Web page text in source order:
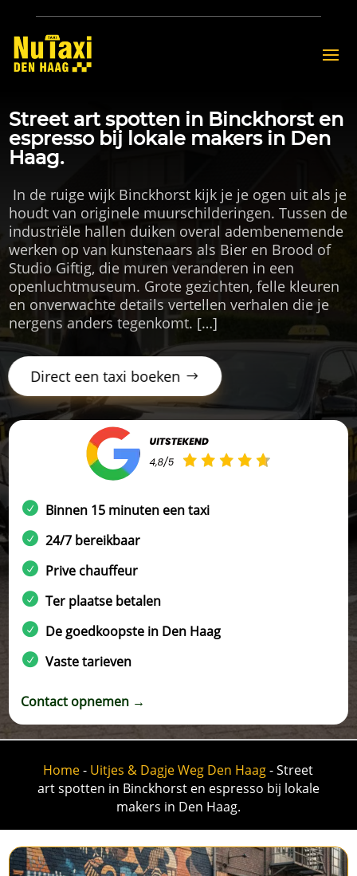
Street art spotten in Binckhorst en
espresso bij lokale makers in Den
Haag.
​ In de ruige wijk Binckhorst kijk je je ogen uit als je
houdt van originele muurschilderingen.​ Tussen de
industriële hallen duiken overal adembenemende
werken op van kunstenaars als Bier en Brood of
Studio Giftig, die muren veranderen in een
openluchtmuseum.​ Grote gezichten, felle kleuren
en onverwachte details vertellen verhalen die je
nergens anders tegenkomt.​ […]
Direct een taxi boeken
Binnen 15 minuten een taxi
24/7 bereikbaar
Prive chauffeur
Ter plaatse betalen
De goedkoopste in Den Haag
Vaste tarieven
Contact opnemen →
Home- Uitjes & Dagje Weg Den Haag-Street
art spotten in Binckhorst en espresso bij lokale
makers in Den Haag.